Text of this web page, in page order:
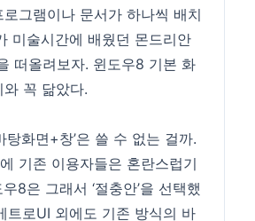
그램이나 문서가 하나씩 배치
미술시간에 배웠던 몬드리안
떠올려보자. 윈도우8 기본 화
꼭 닮았다.
탕화면+창’은 쓸 수 없는 걸까.
기존 이용자들은 혼란스럽기
8은 그래서 ‘절충안’을 선택했
트로UI 외에도 기존 방식의 바